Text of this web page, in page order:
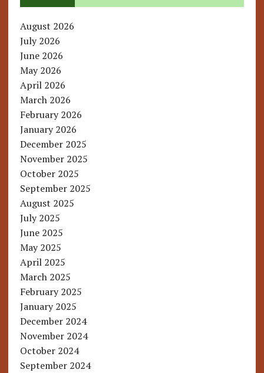
August 2026
July 2026
June 2026
May 2026
April 2026
March 2026
February 2026
January 2026
December 2025
November 2025
October 2025
September 2025
August 2025
July 2025
June 2025
May 2025
April 2025
March 2025
February 2025
January 2025
December 2024
November 2024
October 2024
September 2024